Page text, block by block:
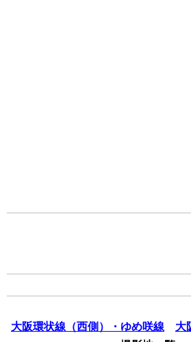
大阪環状線（西側）・ゆめ咲線 大